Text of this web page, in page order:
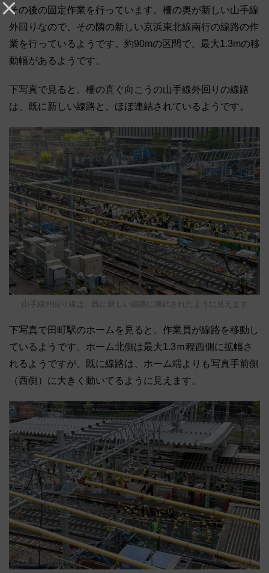
その後の固定作業を行っています。柵の奥が新しい山手線
外回りなので、その隣の新しい京浜東北線南行の線路の作
業を行っているようです。約90mの区間で、最大1.3mの移
動幅があるようです。
下写真で見ると、柵の直ぐ向こうの山手線外回りの線路
は、既に新しい線路と、ほぼ連結されているようです。
山手線外回り線は、既に新しい線路に連結されたように見えます
下写真で田町駅のホームを見ると、作業員が線路を移動し
ているようです。ホーム北側は最大1.3ｍ程西側に拡幅さ
れるようですが、既に線路は、ホーム端よりも写真手前側
（西側）に大きく動いてるように見えます。